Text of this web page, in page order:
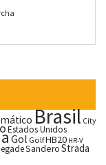
Brasil City
Estados Unidos
Gol GolfHB20 HR-V
SanderoStrada